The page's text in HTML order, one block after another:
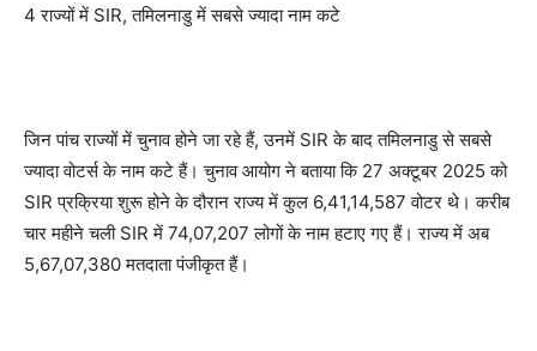
4 राज्यों में SIR, तमिलनाडु में सबसे ज्यादा नाम कटे
जिन पांच राज्यों में चुनाव होने जा रहे हैं, उनमें SIR के बाद तमिलनाडु से सबसे
ज्यादा वोटर्स के नाम कटे हैं। चुनाव आयोग ने बताया कि 27 अक्टूबर 2025 को
SIR प्रक्रिया शुरू होने के दौरान राज्य में कुल 6,41,14,587 वोटर थे। करीब
चार महीने चली SIR में 74,07,207 लोगों के नाम हटाए गए हैं। राज्य में अब
5,67,07,380 मतदाता पंजीकृत हैं।